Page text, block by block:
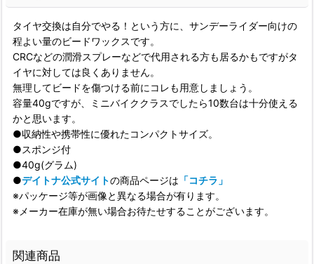
タイヤ交換は自分でやる！という方に、サンデーライダー向けの
程よい量のビードワックスです。
CRCなどの潤滑スプレーなどで代用される方も居るかもですがタ
イヤに対しては良くありません。
無理してビードを傷つける前にコレも用意しましょう。
容量40gですが、ミニバイククラスでしたら10数台は十分使える
かと思います。
●収納性や携帯性に優れたコンパクトサイズ。
●スポンジ付
●40g(グラム)
●デイトナ公式サイトの商品ページは 「コチラ」
※パッケージ等が画像と異なる場合が有ります。
※メーカー在庫が無い場合お待たせすることがございます。
関連商品